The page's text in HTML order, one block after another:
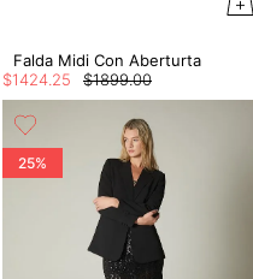
Falda Midi Con Aberturta
$1899.00
$1424 25
25%